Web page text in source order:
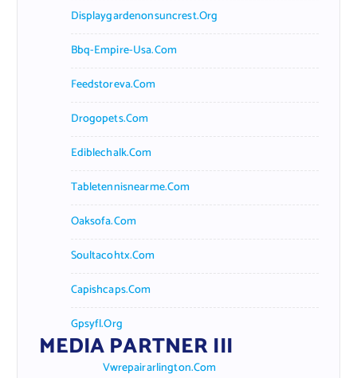
Displaygardenonsuncrest.org
Bbq-Empire-Usa.com
Feedstoreva.com
Drogopets.com
Ediblechalk.com
Tabletennisnearme.com
Oaksofa.com
Soultacohtx.com
Capishcaps.com
Gpsyfl.org
MEDIA PARTNER III
Vwrepairarlington.com